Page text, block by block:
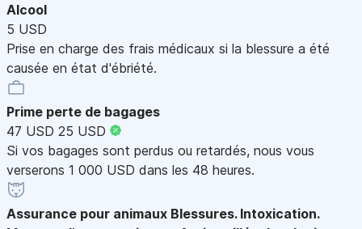
Alcool
5 USD
Prise en charge des frais médicaux si la blessure a été
causée en état d'ébriété.
Prime perte de bagages
47 USD 25 USD
Si vos bagages sont perdus ou retardés, nous vous
verserons 1 000 USD dans les 48 heures.
Assurance pour animaux Blessures. Intoxication.